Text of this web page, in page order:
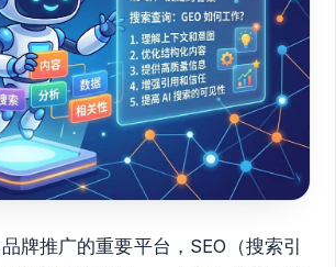
牌推广的重要平台，SEO（搜索引